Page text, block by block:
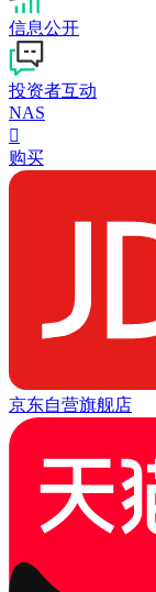
信息公开
投资者互动
NAS

购买
京东自营旗舰店